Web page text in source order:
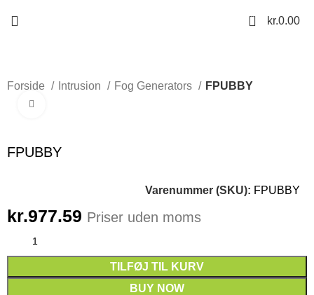
0 kr.0.00
Forside Intrusion Fog Generators FPUBBY
FPUBBY
Varenummer (SKU): FPUBBY
kr.977.59 Priser uden moms
TILFØJ TIL KURV
BUY NOW